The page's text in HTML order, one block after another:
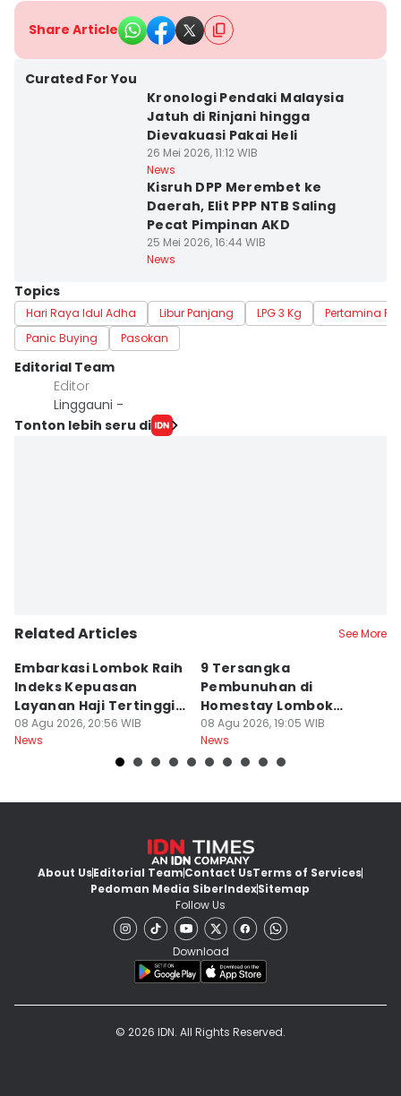
Share Article
Curated For You
Kronologi Pendaki Malaysia
Jatuh di Rinjani hingga
Dievakuasi Pakai Heli
26 Mei 2026, 11:12 WIB
News
Kisruh DPP Merembet ke
Daerah, Elit PPP NTB Saling
Pecat Pimpinan AKD
25 Mei 2026, 16:44 WIB
News
Topics
Hari Raya Idul Adha Libur Panjang LPG 3 Kg
Pertamina
Panic Buying
Pasokan
Editorial Team
Editor
Linggauni -
Tonton lebih seru di
Related Articles See More
Embarkasi Lombok Raih
Indeks Kepuasan
Layanan Haji Tertinggi
Nasional
08 Agu 2026, 20:56 WIB
News
9 Tersangka
Pembunuhan di
Homestay Lombok
Barat Dilimpahkan ke
Jaksa
08 Agu 2026, 19:05 WIB
News
About UsEditorial TeamContact UsTerms of Services
Pedoman Media SiberIndexSitemap
Follow Us
Download
© 2026 IDN. All Rights Reserved.